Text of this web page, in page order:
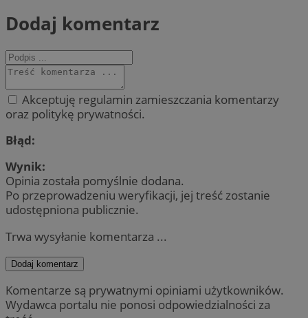
Dodaj komentarz
Akceptuję regulamin zamieszczania komentarzy
oraz politykę prywatności.
Błąd:
Wynik:
Opinia została pomyślnie dodana.
Po przeprowadzeniu weryfikacji, jej treść zostanie
udostępniona publicznie.
Trwa wysyłanie komentarza ...
Dodaj komentarz
Komentarze są prywatnymi opiniami użytkowników.
Wydawca portalu nie ponosi odpowiedzialności za